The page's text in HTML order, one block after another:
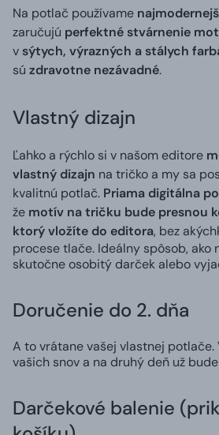
Na potlač používame
zaručujú perfektné stvárnenie
v sýtych, výrazných a stálych
sú zdravotne nezávadné.
Vlastný dizajn
Ľahko a rýchlo si v našom editore
vlastný dizajn na tričko a my sa
kvalitnú potlač. Priama digitálna
že motív na tričku bude presnou
ktorý vložíte do editora, bez
procese tlače. Ideálny spôsob, ako
skutočne osobitý darček alebo
Doručenie do 2. dňa
A to vrátane vašej vlastnej
vašich snov a na druhý deň už
Darčekové balenie